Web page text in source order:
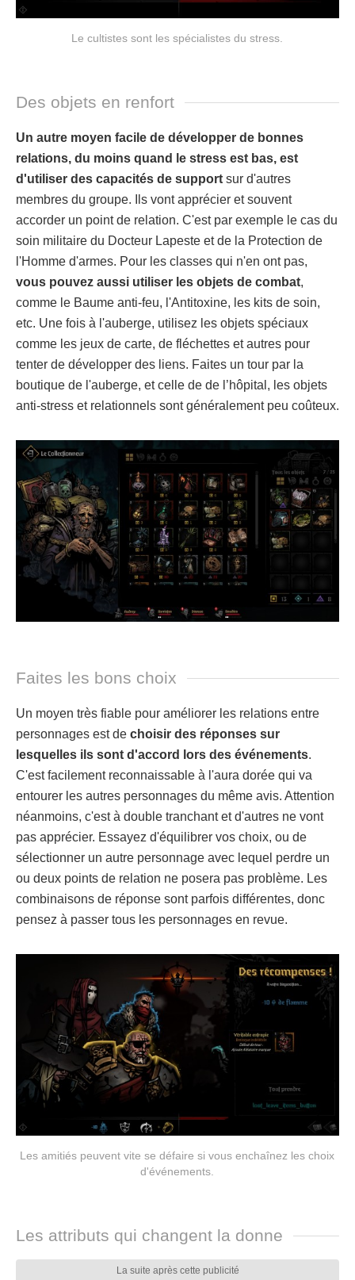
Le cultistes sont les spécialistes du stress.
Des objets en renfort
Un autre moyen facile de développer de bonnes
relations, du moins quand le stress est bas, est
d'utiliser des capacités de support sur d'autres
membres du groupe. Ils vont apprécier et souvent
accorder un point de relation. C'est par exemple le cas du
soin militaire du Docteur Lapeste et de la Protection de
l'Homme d'armes. Pour les classes qui n'en ont pas,
vous pouvez aussi utiliser les objets de combat,
comme le Baume anti-feu, l'Antitoxine, les kits de soin,
etc. Une fois à l'auberge, utilisez les objets spéciaux
comme les jeux de carte, de fléchettes et autres pour
tenter de développer des liens. Faites un tour par la
boutique de l'auberge, et celle de de l’hôpital, les objets
anti-stress et relationnels sont généralement peu coûteux.
Faites les bons choix
Un moyen très fiable pour améliorer les relations entre
personnages est de choisir des réponses sur
lesquelles ils sont d'accord lors des événements.
C'est facilement reconnaissable à l'aura dorée qui va
entourer les autres personnages du même avis. Attention
néanmoins, c'est à double tranchant et d'autres ne vont
pas apprécier. Essayez d'équilibrer vos choix, ou de
sélectionner un autre personnage avec lequel perdre un
ou deux points de relation ne posera pas problème. Les
combinaisons de réponse sont parfois différentes, donc
pensez à passer tous les personnages en revue.
Les amitiés peuvent vite se défaire si vous enchaînez les choix
d'événements.
Les attributs qui changent la donne